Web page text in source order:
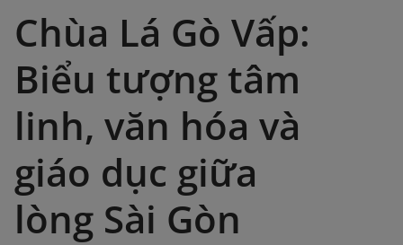
Chùa Lá Gò Vấp:
Biểu tượng tâm
linh, văn hóa và
giáo dục giữa
lòng Sài Gòn